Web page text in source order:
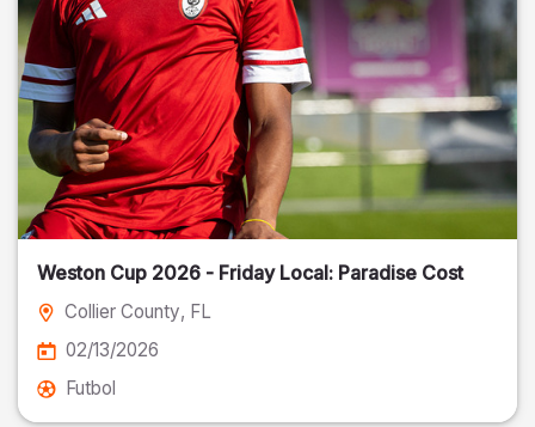
Weston Cup 2026 - Friday Local: Paradise Cost
Collier County, FL
02/13/2026
Futbol